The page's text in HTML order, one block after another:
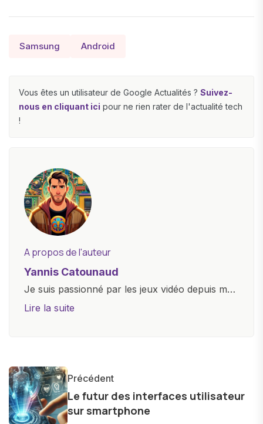
Samsung Android
Vous êtes un utilisateur de Google Actualités ? Suivez-
nous en cliquant ici pour ne rien rater de l'actualité tech
!
A propos de l'auteur
Yannis Catounaud
Je suis passionné par les jeux vidéo depuis mon
plus jeune âge. Mon amour pour l'univers
et bien d'autres gadgets technologiques. Armé
d'une curiosité insatiable, j'aime dévoiler les
dernières tendances et innovations, partageant
avec enthousiasme mes découvertes avec la
Lire la suite
Précédent
Le futur des interfaces utilisateur
sur smartphone